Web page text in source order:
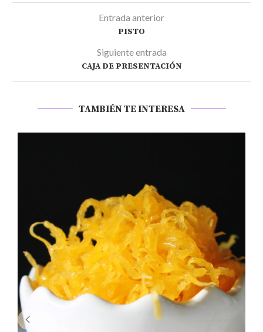
Entrada anterior
PISTO
Siguiente entrada
CAJA DE PRESENTACIÓN
TAMBIÉN TE INTERESA